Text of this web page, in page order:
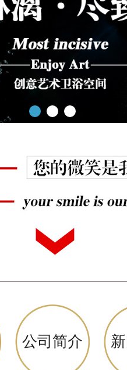
公司简介